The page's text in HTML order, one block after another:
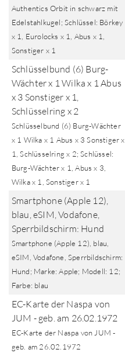
Authentics Orbit in schwarz mit
Edelstahlkugel; Schlüssel: Börkey
x 1, Eurolocks x 1, Abus x 1,
Sonstiger x 1
Schlüsselbund (6) Burg-
Wächter x 1 Wilka x 1 Abus
x 3 Sonstiger x 1,
Schlüsselring x 2
Schlüsselbund (6) Burg-Wächter
x 1 Wilka x 1 Abus x 3 Sonstiger x
1, Schlüsselring x 2; Schlüssel:
Burg-Wächter x 1, Abus x 3,
Wilka x 1, Sonstiger x 1
Smartphone (Apple 12),
blau, eSIM, Vodafone,
Sperrbildschirm: Hund
Smartphone (Apple 12), blau,
eSIM, Vodafone, Sperrbildschirm:
Hund; Marke: Apple; Modell: 12;
Farbe: blau
EC-Karte der Naspa von
JUM - geb. am 26.02.1972
EC-Karte der Naspa von JUM -
geb. am 26.02.1972